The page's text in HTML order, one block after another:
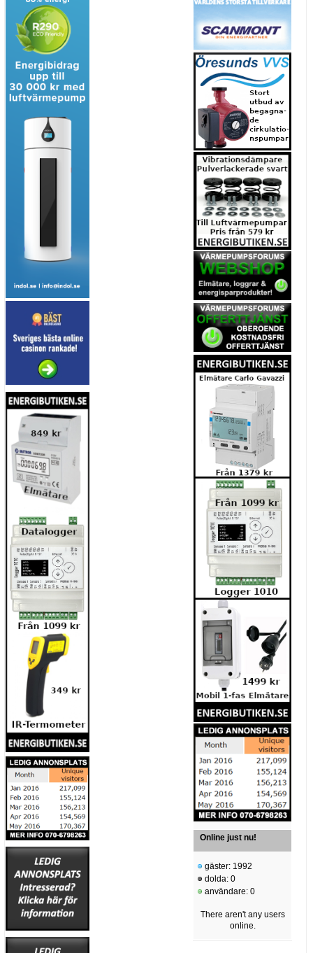
Online just nu!
gäster: 1992
dolda: 0
användare: 0
There aren't any users
online.